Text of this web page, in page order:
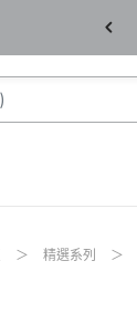
精選系列